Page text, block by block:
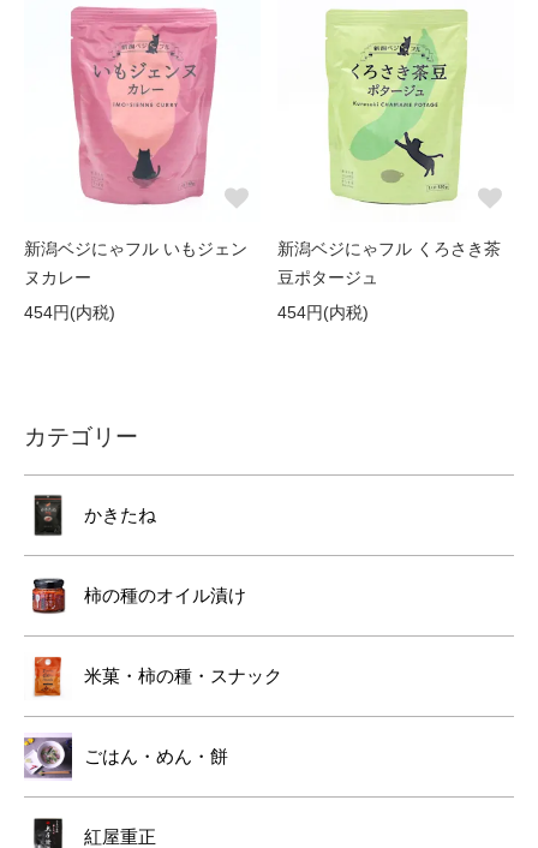
新潟ベジにゃフル いもジェン
ヌカレー
454円(内税)
新潟ベジにゃフル くろさき茶
豆ポタージュ
454円(内税)
カテゴリー
かきたね
柿の種のオイル漬け
米菓・柿の種・スナック
ごはん・めん・餅
紅屋重正